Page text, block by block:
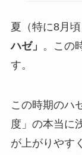
夏（特に8月
ハゼ」 。この
す。
この時期のハ
度」の本当に
が上がりやす